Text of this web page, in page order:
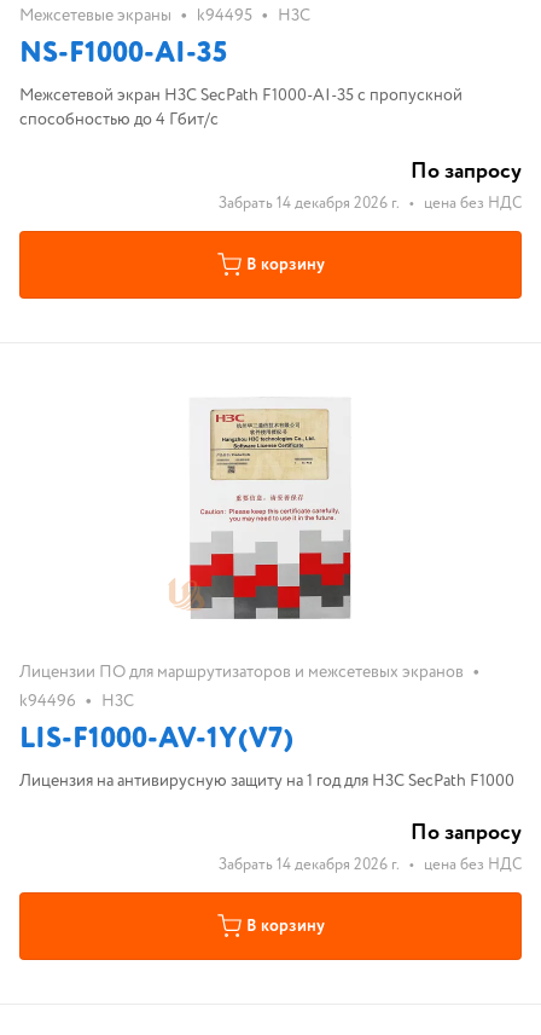
Межсетевые экраны • k94495 • H3C
NS-F1000-AI-35
Межсетевой экран H3C SecPath F1000-AI-35 с пропускной
способностью до 4 Гбит/с
По запросу
Забрать 14 декабря 2026 г. • цена без НДС
В корзину
Лицензии ПО для маршрутизаторов и межсетевых экранов •
k94496 • H3C
LIS-F1000-AV-1Y(V7)
Лицензия на антивирусную защиту на 1 год для H3C SecPath F1000
По запросу
Забрать 14 декабря 2026 г. • цена без НДС
В корзину